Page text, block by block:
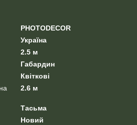
PHOTODECOR
Україна
2.5 м
Габардин
Квіткові
2.6 м
Тасьма
Новий